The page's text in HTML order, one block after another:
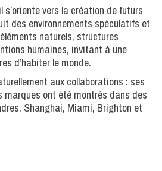
vers la création de futurs
des environnements spéculatifs et
naturels, structures
humaines, invitant à une
d’habiter le monde.
aux collaborations : ses
marques ont été montrés dans des
Shanghai, Miami, Brighton et